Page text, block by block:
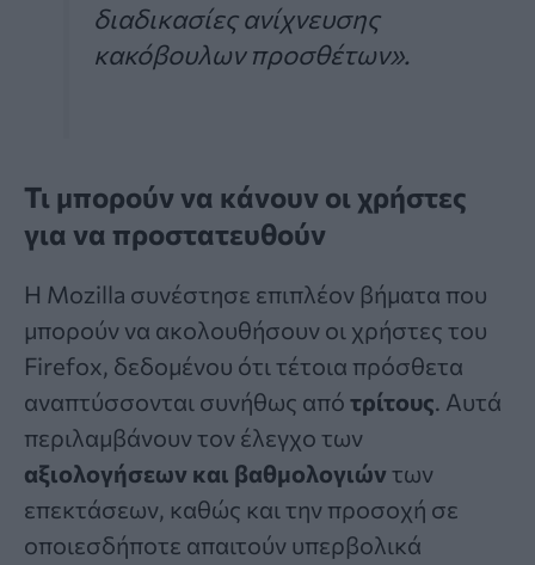
διαδικασίες ανίχνευσης
κακόβουλων προσθέτων».
Τι μπορούν να κάνουν οι χρήστες
για να προστατευθούν
Η Mozilla συνέστησε επιπλέον βήματα που
μπορούν να ακολουθήσουν οι χρήστες του
Firefox, δεδομένου ότι τέτοια πρόσθετα
αναπτύσσονται συνήθως από τρίτους. Αυτά
περιλαμβάνουν τον έλεγχο των
αξιολογήσεων και βαθμολογιών των
επεκτάσεων, καθώς και την προσοχή σε
οποιεσδήποτε απαιτούν υπερβολικά